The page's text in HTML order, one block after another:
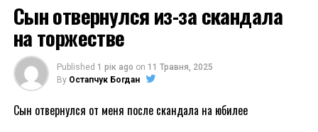
Сын отвернулся из-за скандала
на торжестве
Published 1 рік ago on 11 Травня, 2025
By Остапчук Богдан
Сын отвернулся от меня после скандала на юбилее